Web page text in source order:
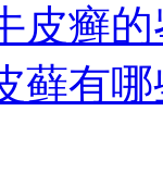
皮癣
藓有